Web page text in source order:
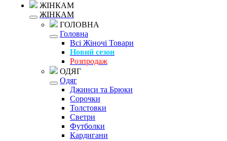
ЖІНКАМ
ЖІНКАМ
ГОЛОВНА
Головна
Всі Жіночі Товари
Новий сезон
Розпродаж
ОДЯГ
Одяг
Джинси та Брюки
Сорочки
Толстовки
Светри
Футболки
Кардигани